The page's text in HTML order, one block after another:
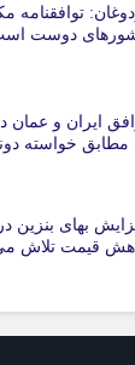
توافقنامه
دوست
ایران و
مطابق خواسته
بهای بنزین
قیمت تلاش